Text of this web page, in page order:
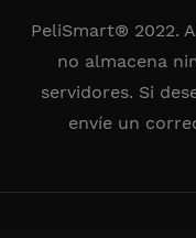
PeliSmart® 2022.
no almacena
servidores. Si
envíe un